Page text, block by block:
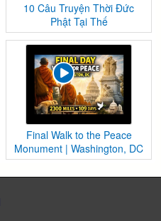
10 Câu Truyện Thời Đức
Phật Tại Thế
Final Walk to the Peace
Monument | Washington, DC